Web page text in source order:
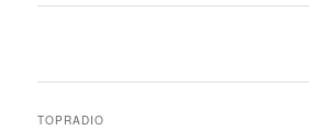
записям
TOPRADIO